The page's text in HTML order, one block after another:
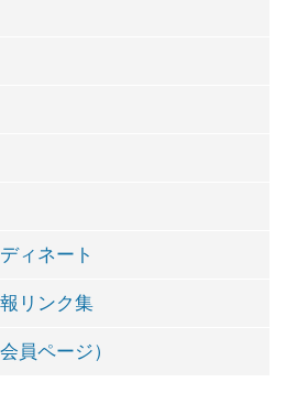
ィネート
リンク集
員ページ）